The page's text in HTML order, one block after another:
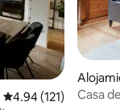
Calificación
4.94 (121)
Casa